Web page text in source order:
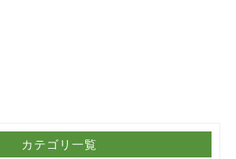
カテゴリ一覧